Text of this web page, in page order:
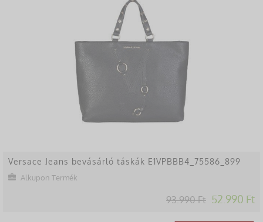
Versace Jeans bevásárló táskák E1VPBBB4_75586_899
Alkupon Termék
93.990 Ft 52.990 Ft